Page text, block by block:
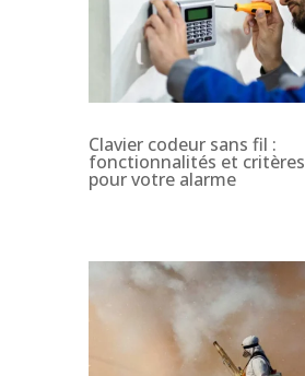
Clavier codeur sans fil :
fonctionnalités et
pour votre alarme